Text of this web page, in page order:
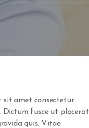
sit amet consectetur
Dictum fusce ut placerat
quis. Vitae